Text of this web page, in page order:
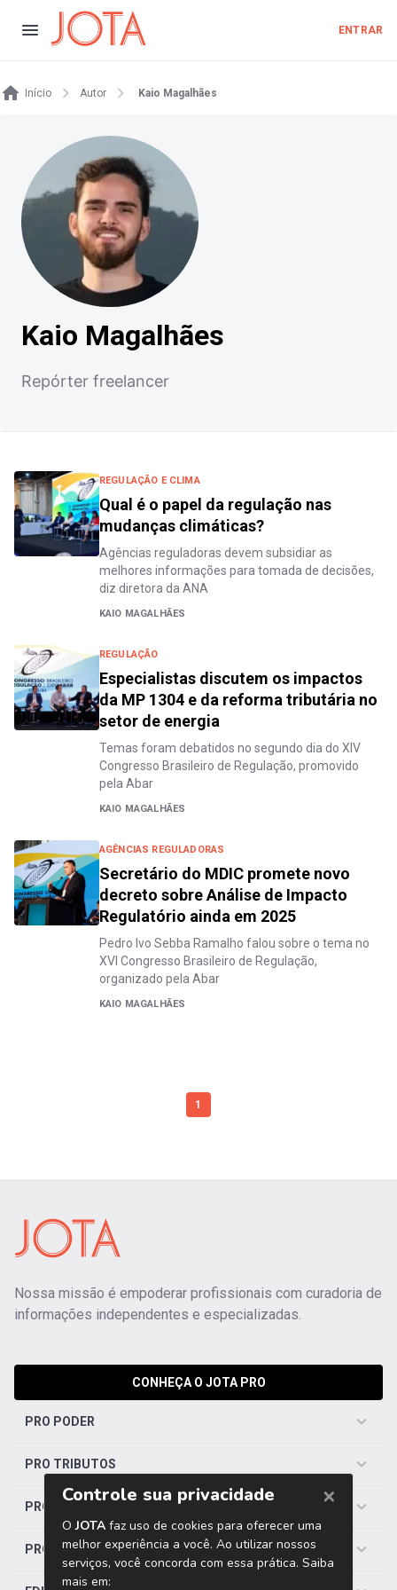
ENTRAR
Início Autor Kaio Magalhães
Kaio Magalhães
Repórter freelancer
REGULAÇÃO E CLIMA
Qual é o papel da regulação nas
mudanças climáticas?
Agências reguladoras devem subsidiar as
melhores informações para tomada de decisões,
diz diretora da ANA
KAIO MAGALHÃES
REGULAÇÃO
Especialistas discutem os impactos
da MP 1304 e da reforma tributária no
setor de energia
Temas foram debatidos no segundo dia do XIV
Congresso Brasileiro de Regulação, promovido
pela Abar
KAIO MAGALHÃES
AGÊNCIAS REGULADORAS
Secretário do MDIC promete novo
decreto sobre Análise de Impacto
Regulatório ainda em 2025
Pedro Ivo Sebba Ramalho falou sobre o tema no
XVI Congresso Brasileiro de Regulação,
organizado pela Abar
KAIO MAGALHÃES
1
Nossa missão é empoderar profissionais com curadoria de
informações independentes e especializadas.
CONHEÇA O JOTA PRO
PRO PODER
PRO TRIBUTOS
PRO TRABALHISTA
PRO SAÚDE